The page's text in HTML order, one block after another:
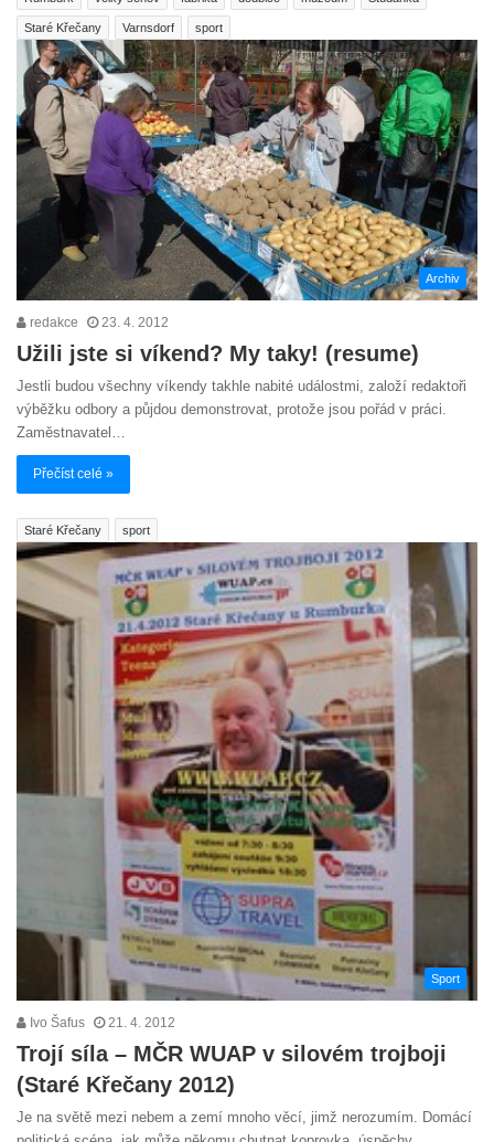
Staré Křečany Varnsdorf sport
Archiv
redakce 23. 4. 2012
Užili jste si víkend? My taky! (resume)
Jestli budou všechny víkendy takhle nabité událostmi, založí redaktoři
výběžku odbory a půjdou demonstrovat, protože jsou pořád v práci.
Zaměstnavatel…
Přečíst celé »
Staré Křečany sport
Sport
Ivo Šafus 21. 4. 2012
Trojí síla – MČR WUAP v silovém trojboji
(Staré Křečany 2012)
Je na světě mezi nebem a zemí mnoho věcí, jimž nerozumím. Domácí